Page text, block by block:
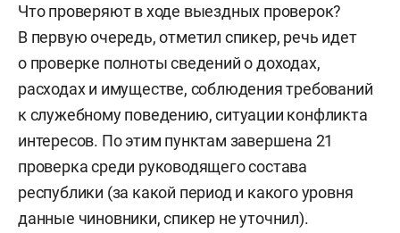
Что проверяют в ходе выездных проверок?
В первую очередь, отметил спикер, речь идет
о проверке полноты сведений о доходах,
расходах и имуществе, соблюдения требований
к служебному поведению, ситуации конфликта
интересов. По этим пунктам завершена 21
проверка среди руководящего состава
республики (за какой период и какого уровня
данные чиновники, спикер не уточнил).